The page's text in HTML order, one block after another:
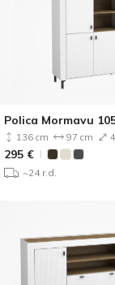
Polica Mormavu
136 cm 97 cm
295 €
~24 r.d.